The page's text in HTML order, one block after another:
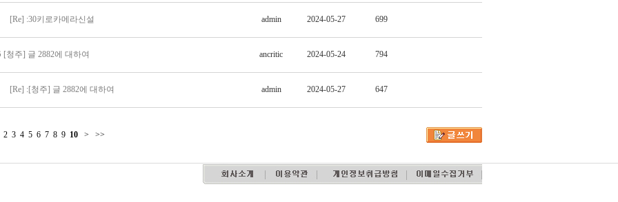
[Re] :30키로카메라신설 admin 2024-05-27 699
[청주] 글 2882에 대하여 ancritic 2024-05-24 794
[Re] :[청주] 글 2882에 대하여 admin 2024-05-27 647
2 3 4 5 6 7 8 9 10 > >>